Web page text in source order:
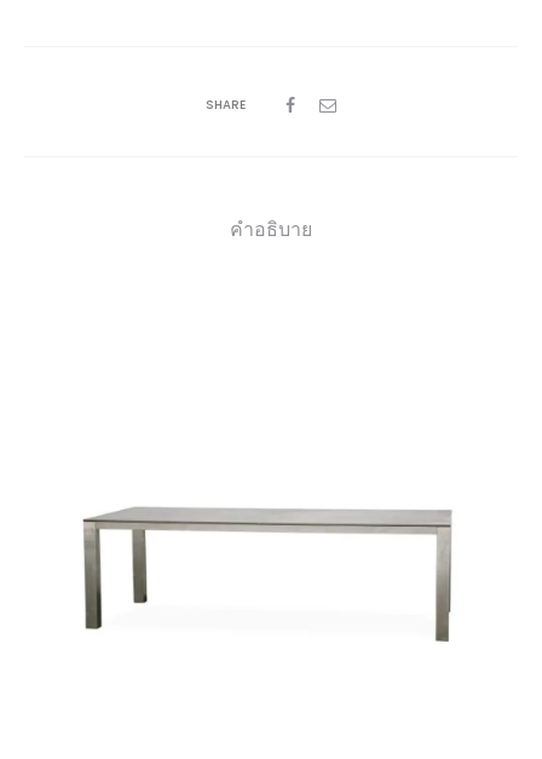
SHARE
คำอธิบาย